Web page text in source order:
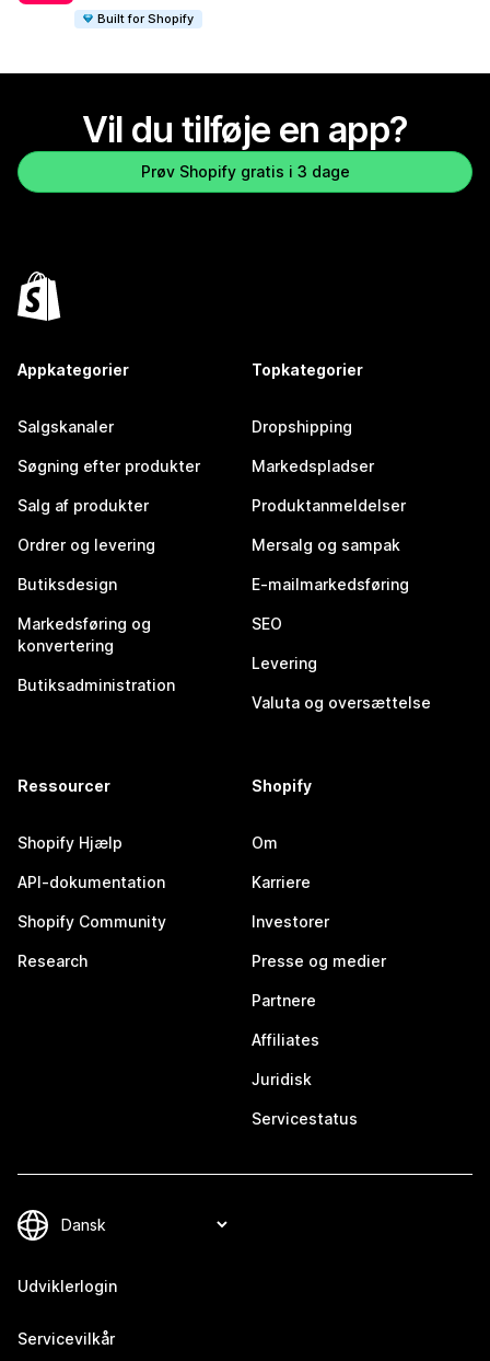
Built for Shopify
Vil du tilføje en app?
Prøv Shopify gratis i 3 dage
Appkategorier
Salgskanaler
Søgning efter produkter
Salg af produkter
Ordrer og levering
Butiksdesign
Markedsføring og
konvertering
Butiksadministration
Topkategorier
Dropshipping
Markedspladser
Produktanmeldelser
Mersalg og sampak
E-mailmarkedsføring
SEO
Levering
Valuta og oversættelse
Ressourcer
Shopify Hjælp
API-dokumentation
Shopify Community
Research
Shopify
Om
Karriere
Investorer
Presse og medier
Partnere
Affiliates
Juridisk
Servicestatus
Udviklerlogin
Servicevilkår